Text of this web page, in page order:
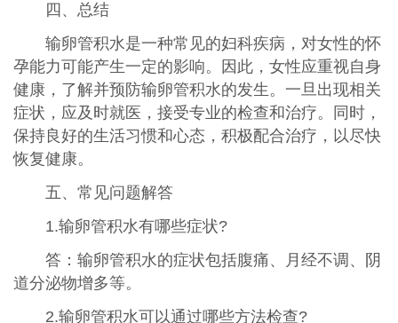
四、总结
输卵管积水是一种常见的妇科疾病，对女性的怀
孕能力可能产生一定的影响。因此，女性应重视自身
健康，了解并预防输卵管积水的发生。一旦出现相关
症状，应及时就医，接受专业的检查和治疗。同时，
保持良好的生活习惯和心态，积极配合治疗，以尽快
恢复健康。
五、常见问题解答
1.输卵管积水有哪些症状?
答：输卵管积水的症状包括腹痛、月经不调、阴
道分泌物增多等。
2.输卵管积水可以通过哪些方法检查?